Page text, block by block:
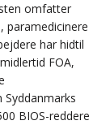
omfatter
paramedicinere
har hidtil
FOA,
BIOS-reddere